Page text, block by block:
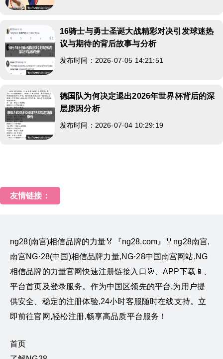
16骑士与勇士圣诞大战精彩对决引发球迷热
议与期待的背后故事与分析
发布时间：2026-07-05 14:21:51
德国队为何决定退出2026年世界杯背后的深
层原因分析
发布时间：2026-07-04 10:29:19
友情链接：
ng28(南宫)相信品牌的力量🏅『ng28.com』🏅ng28南宫,
南宫NG·28(中国)相信品牌力量,NG·28中国南宫网站,NG
相信品牌的力量官网快速注册链接入口🎯、APP下载📱、
平台首页及登录服务。作为中国区领先的平台,为用户提
供安全、稳定的注册体验,24小时客服随时在线支持。立
即前往官网,轻松注册,畅享高品质平台服务！
首页